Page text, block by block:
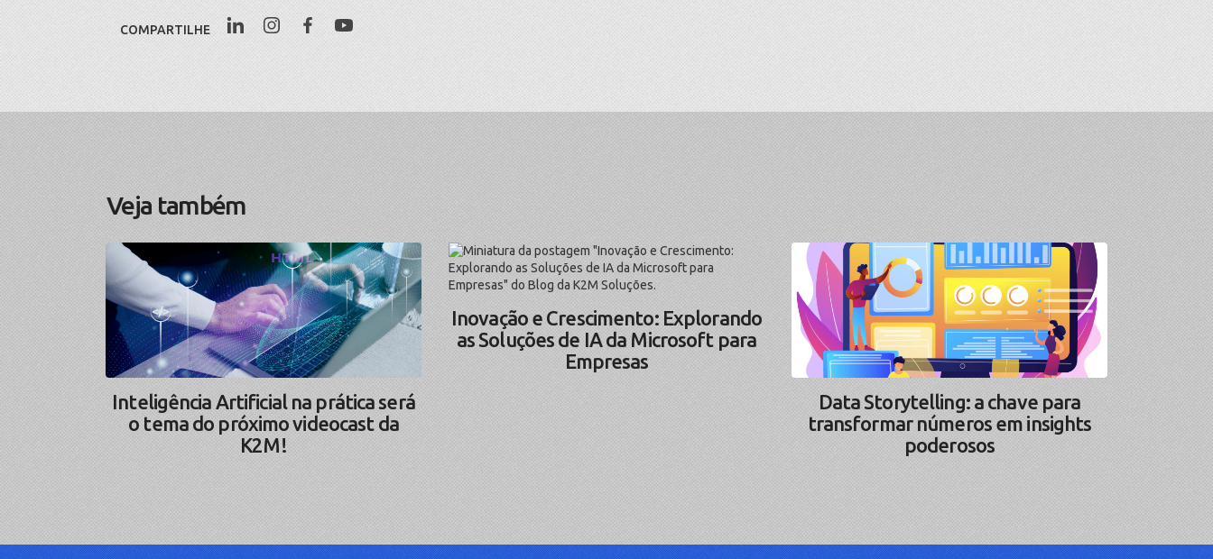
COMPARTILHE
Veja também
Inteligência Artificial na prática será
o tema do próximo videocast da
K2M!
Inovação e Crescimento: Explorando
as Soluções de IA da Microsoft para
Empresas
Data Storytelling: a chave para
transformar números em insights
poderosos